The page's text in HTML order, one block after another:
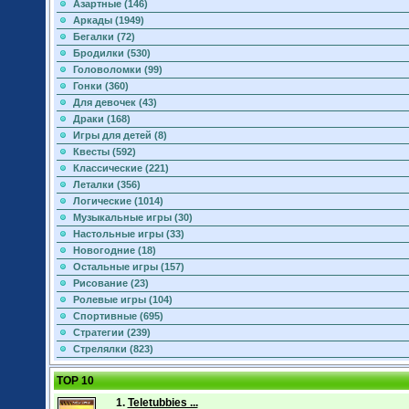
Азартные (146)
Аркады (1949)
Бегалки (72)
Бродилки (530)
Головоломки (99)
Гонки (360)
Для девочек (43)
Драки (168)
Игры для детей (8)
Квесты (592)
Классические (221)
Леталки (356)
Логические (1014)
Музыкальные игры (30)
Настольные игры (33)
Новогодние (18)
Остальные игры (157)
Рисование (23)
Ролевые игры (104)
Спортивные (695)
Стратегии (239)
Стрелялки (823)
TOP 10
1. Teletubbies ...